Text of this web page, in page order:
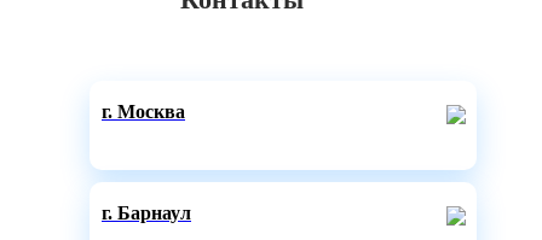
г. Москва
г. Барнаул